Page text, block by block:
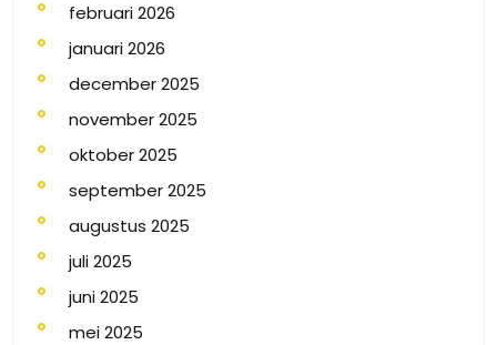
februari 2026
januari 2026
december 2025
november 2025
oktober 2025
september 2025
augustus 2025
juli 2025
juni 2025
mei 2025